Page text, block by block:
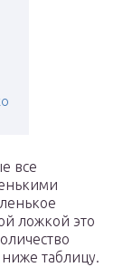
все
ложкой это
таблицу.